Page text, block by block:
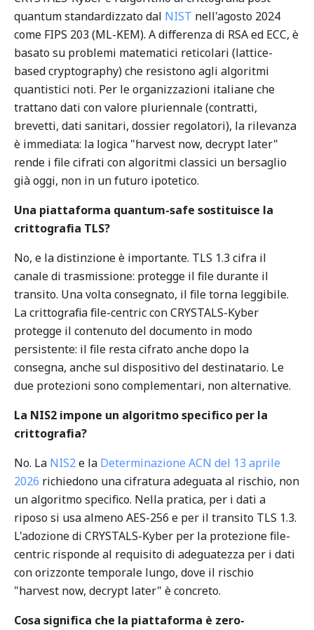
quantum standardizzato dal NIST nell'agosto 2024
come FIPS 203 (ML-KEM). A differenza di RSA ed ECC, è
basato su problemi matematici reticolari (lattice-
based cryptography) che resistono agli algoritmi
quantistici noti. Per le organizzazioni italiane che
trattano dati con valore pluriennale (contratti,
brevetti, dati sanitari, dossier regolatori), la rilevanza
è immediata: la logica "harvest now, decrypt later"
rende i file cifrati con algoritmi classici un bersaglio
già oggi, non in un futuro ipotetico.
Una piattaforma quantum-safe sostituisce la
crittografia TLS?
No, e la distinzione è importante. TLS 1.3 cifra il
canale di trasmissione: protegge il file durante il
transito. Una volta consegnato, il file torna leggibile.
La crittografia file-centric con CRYSTALS-Kyber
protegge il contenuto del documento in modo
persistente: il file resta cifrato anche dopo la
consegna, anche sul dispositivo del destinatario. Le
due protezioni sono complementari, non alternative.
La NIS2 impone un algoritmo specifico per la
crittografia?
No. La NIS2e la Determinazione ACN del 13 aprile
2026 richiedono una cifratura adeguata al rischio, non
un algoritmo specifico. Nella pratica, per i dati a
riposo si usa almeno AES-256 e per il transito TLS 1.3.
L'adozione di CRYSTALS-Kyber per la protezione file-
centric risponde al requisito di adeguatezza per i dati
con orizzonte temporale lungo, dove il rischio
"harvest now, decrypt later" è concreto.
Cosa significa che la piattaforma è zero-